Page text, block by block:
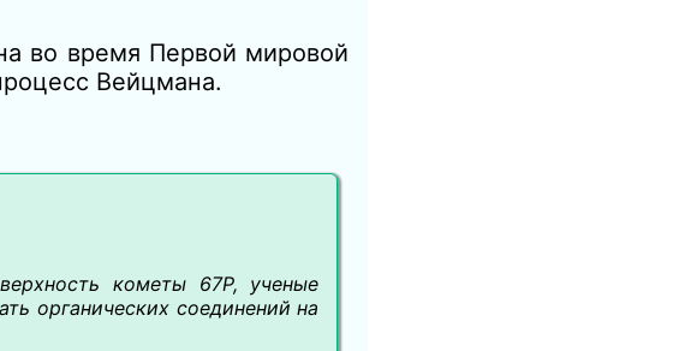
во время Первой мировой
Вейцмана.
кометы 67P, ученые
органических соединений на